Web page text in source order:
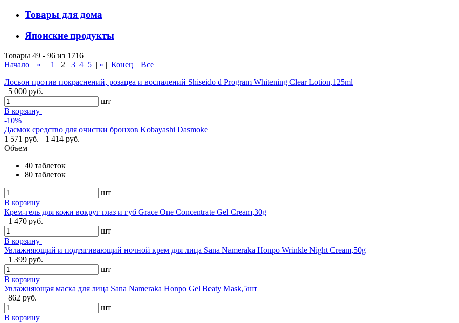
Товары для дома
Японские продукты
Товары 49 - 96 из 1716
Начало | « | 1 2 3 4 5 | » | Конец | Все
Лосьон против покраснений, розацеа и воспалений Shiseido d Program Whitening Clear Lotion,125ml
5 000 руб.
шт
В корзину
-10%
Дасмок средство для очистки бронхов Kobayashi Dasmoke
1 571 руб.
1 414 руб.
Объем
40 таблеток
80 таблеток
шт
В корзину
Крем-гель для кожи вокруг глаз и губ Grace One Concentrate Gel Cream,30g
1 470 руб.
шт
В корзину
Увлажняющий и подтягивающий ночной крем для лица Sana Nameraka Honpo Wrinkle Night Cream,50g
1 399 руб.
шт
В корзину
Увлажняющая маска для лица Sana Nameraka Honpo Gel Beaty Mask,5шт
862 руб.
шт
В корзину